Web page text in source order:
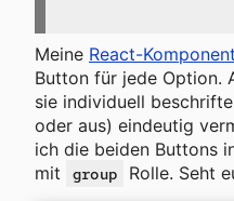
Meine React-
Button für jede Option.
sie individuell
oder aus) eindeutig
ich die beiden Buttons
mit
group Rolle. Seht